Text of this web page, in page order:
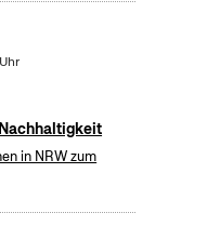
in NRW zum